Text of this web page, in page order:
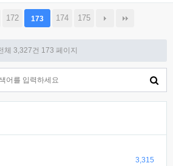
172 173 174 175
체 3,327건 173 페이지
3,315